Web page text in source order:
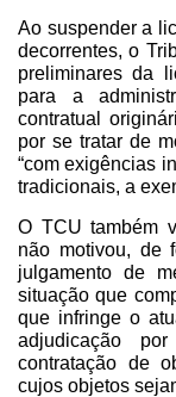
Ao suspender a
decorrentes, o
preliminares da
para a
contratual
por se tratar de
“com exigências
tradicionais, a
O TCU também
não motivou, de
julgamento de
situação que
que infringe o
adjudicação
contratação de
cujos objetos